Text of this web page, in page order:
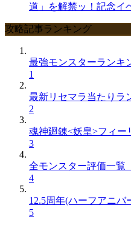
道」を解禁ッ！記念イ
攻略記事ランキング
最強モンスターランキ
1
最新リセマラ当たりラ
2
魂神廻錬<妖皇>フィー
3
全モンスター評価一覧
4
12.5周年(ハーフアニ
5